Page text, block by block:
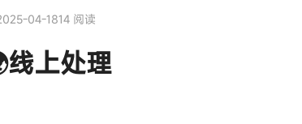
04-1814 阅读
线上处理